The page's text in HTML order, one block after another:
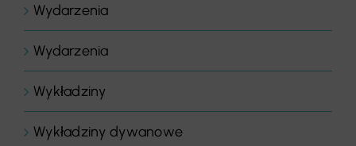
Wydarzenia
Wydarzenia
Wykładziny
Wykładziny dywanowe